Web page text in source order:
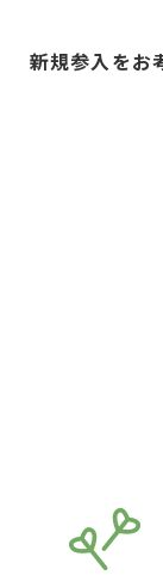
新規参入をお